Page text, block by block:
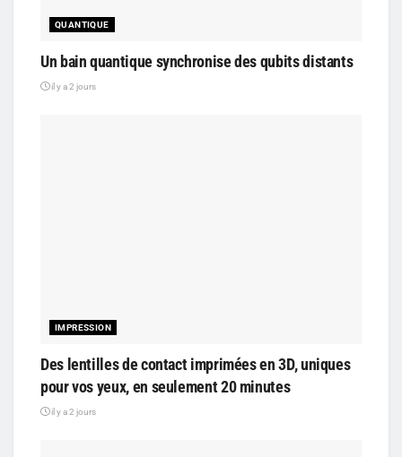
QUANTIQUE
Un bain quantique synchronise des qubits distants
il y a 2 jours
IMPRESSION
Des lentilles de contact imprimées en 3D, uniques
pour vos yeux, en seulement 20 minutes
il y a 2 jours